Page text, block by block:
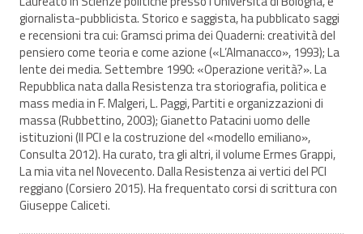
T
O
R
E
giornalista-pubblicista. Storico e saggista, ha pubblicato saggi
e recensioni tra cui: Gramsci prima dei Quaderni: creatività del
pensiero come teoria e come azione («L’Almanacco», 1993); La
lente dei media. Settembre 1990: «Operazione verità?». La
Repubblica nata dalla Resistenza tra storiografia, politica e
mass media in F. Malgeri, L. Paggi, Partiti e organizzazioni di
massa (Rubbettino, 2003); Gianetto Patacini uomo delle
istituzioni (Il PCI e la costruzione del «modello emiliano»,
Consulta 2012). Ha curato, tra gli altri, il volume Ermes Grappi,
La mia vita nel Novecento. Dalla Resistenza ai vertici del PCI
reggiano (Corsiero 2015). Ha frequentato corsi di scrittura con
Giuseppe Caliceti.